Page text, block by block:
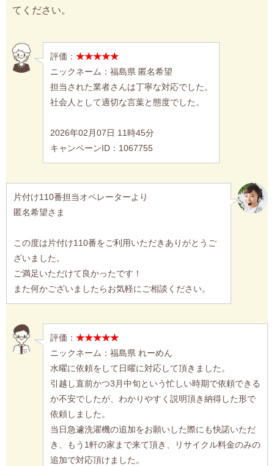
てください。
評価： ★★★★★
ニックネーム：福島県 匿名希望
担当された業者さんは丁寧な対応でした。
社会人として適切な言葉と態度でした。
2026年02月07日 11時45分
キャンペーンID：1067755
片付け110番担当オペレーターより
匿名希望さま
この度は片付け110番をご利用いただきありがとうご
ざいました。
ご満足いただけて良かったです！
また何かございましたらお気軽にご相談ください。
評価： ★★★★★
ニックネーム：福島県 れーめん
水曜に依頼をして日曜に対応して頂きました。
引越し直前かつ3月中旬という忙しい時期で依頼できる
か不安でしたが、わかりやすく説明頂き納得した形で
依頼しました。
当日急遽洗濯機の追加をお願いした際にも快諾いただ
き、もう1軒の家まで来て頂き、リサイクル料金のみの
追加で対応頂けました。